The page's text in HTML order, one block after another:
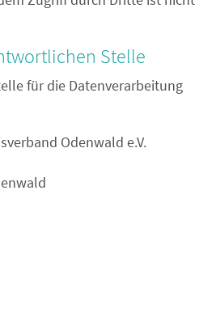
Stelle
für die Datenverarbeitung
Odenwald e.V.